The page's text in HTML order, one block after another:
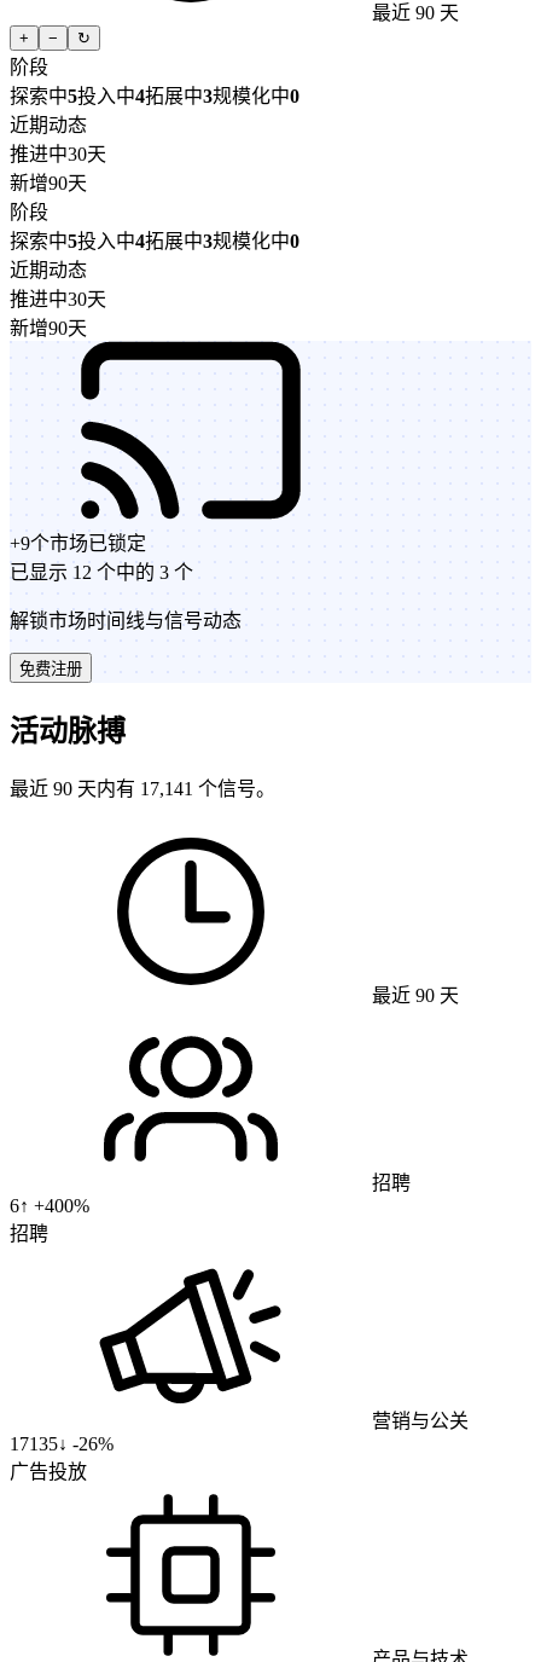
最近 90 天
+ − ↻
阶段
探索中5投入中4拓展中3规模化中0
近期动态
推进中30天
新增90天
阶段
探索中5投入中4拓展中3规模化中0
近期动态
推进中30天
新增90天
+9个市场已锁定
已显示 12 个中的 3 个
解锁市场时间线与信号动态
免费注册
活动脉搏
最近 90 天内有 17,141 个信号。
最近 90 天
招聘
6↑ +400%
招聘
营销与公关
17135↓ -26%
广告投放